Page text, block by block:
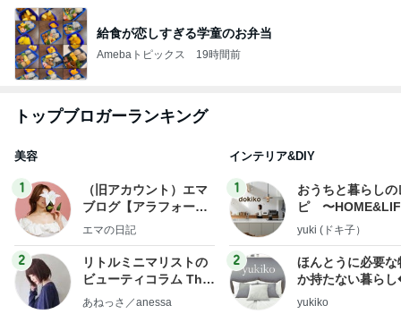
給食が恋しすぎる学童のお弁当
Amebaトピックス 19時間前
トップブロガーランキング
美容
1
（旧アカウント）エマ
ブログ【アラフォー会
社売却セカンドライ
エマの日記
2
リトルミニマリストの
ビューティコラム The
little minimalist's bea
あねっさ／anessa
インテリア&DIY
1
おうちと暮らしの
ピ 〜
yuki (ドキ子）
2
ほんとうに必要な
か持たない暮ら
ep Life Simple◆
yukiko